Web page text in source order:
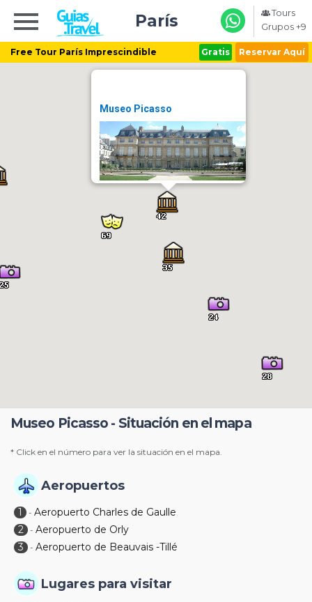
Free Tour París Imprescindible Gratis Reservar Aquí
París
Tours
Grupos +9
Museo Picasso
Museo Picasso - Situación en el mapa
* Click en el número para ver la situación en el mapa.
Aeropuertos
1 - Aeropuerto Charles de Gaulle
2 - Aeropuerto de Orly
3
- Aeropuerto de Beauvais -Tillé
Lugares para visitar